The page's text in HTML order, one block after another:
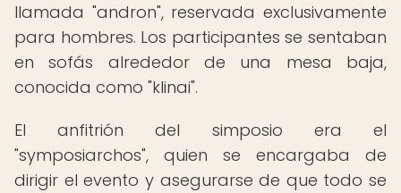
llamada "andron", reservada exclusivamente
para hombres. Los participantes se sentaban
en sofás alrededor de una mesa baja,
conocida como "klinai".
El anfitrión del simposio era el
"symposiarchos", quien se encargaba de
dirigir el evento y asegurarse de que todo se